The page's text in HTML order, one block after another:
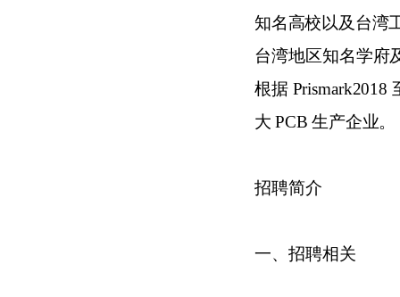
知名高校以及台湾
台湾地区知名学府
根据 Prismark2018
大 PCB 生产企业。
招聘简介
一、招聘相关